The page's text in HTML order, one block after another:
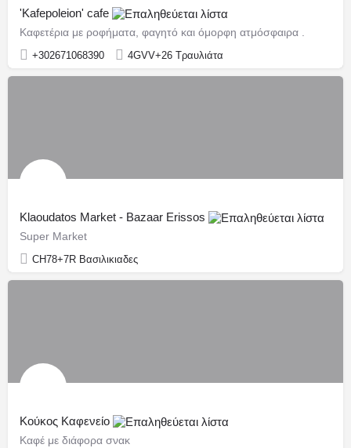
'Kafepoleion' cafe
Καφετέρια με ροφήματα, φαγητό και όμορφη ατμόσφαιρα .
+302671068390 4GVV+26 Τραυλιάτα
Klaoudatos Market - Bazaar Erissos
Super Market
CH78+7R Βασιλικιαδες
Κούκος Καφενείο
Καφέ με διάφορα σνακ